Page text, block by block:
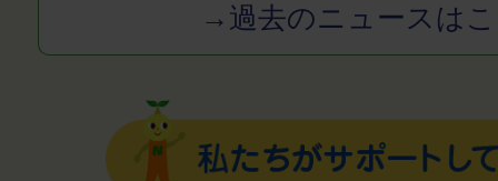
→過去のニュースは